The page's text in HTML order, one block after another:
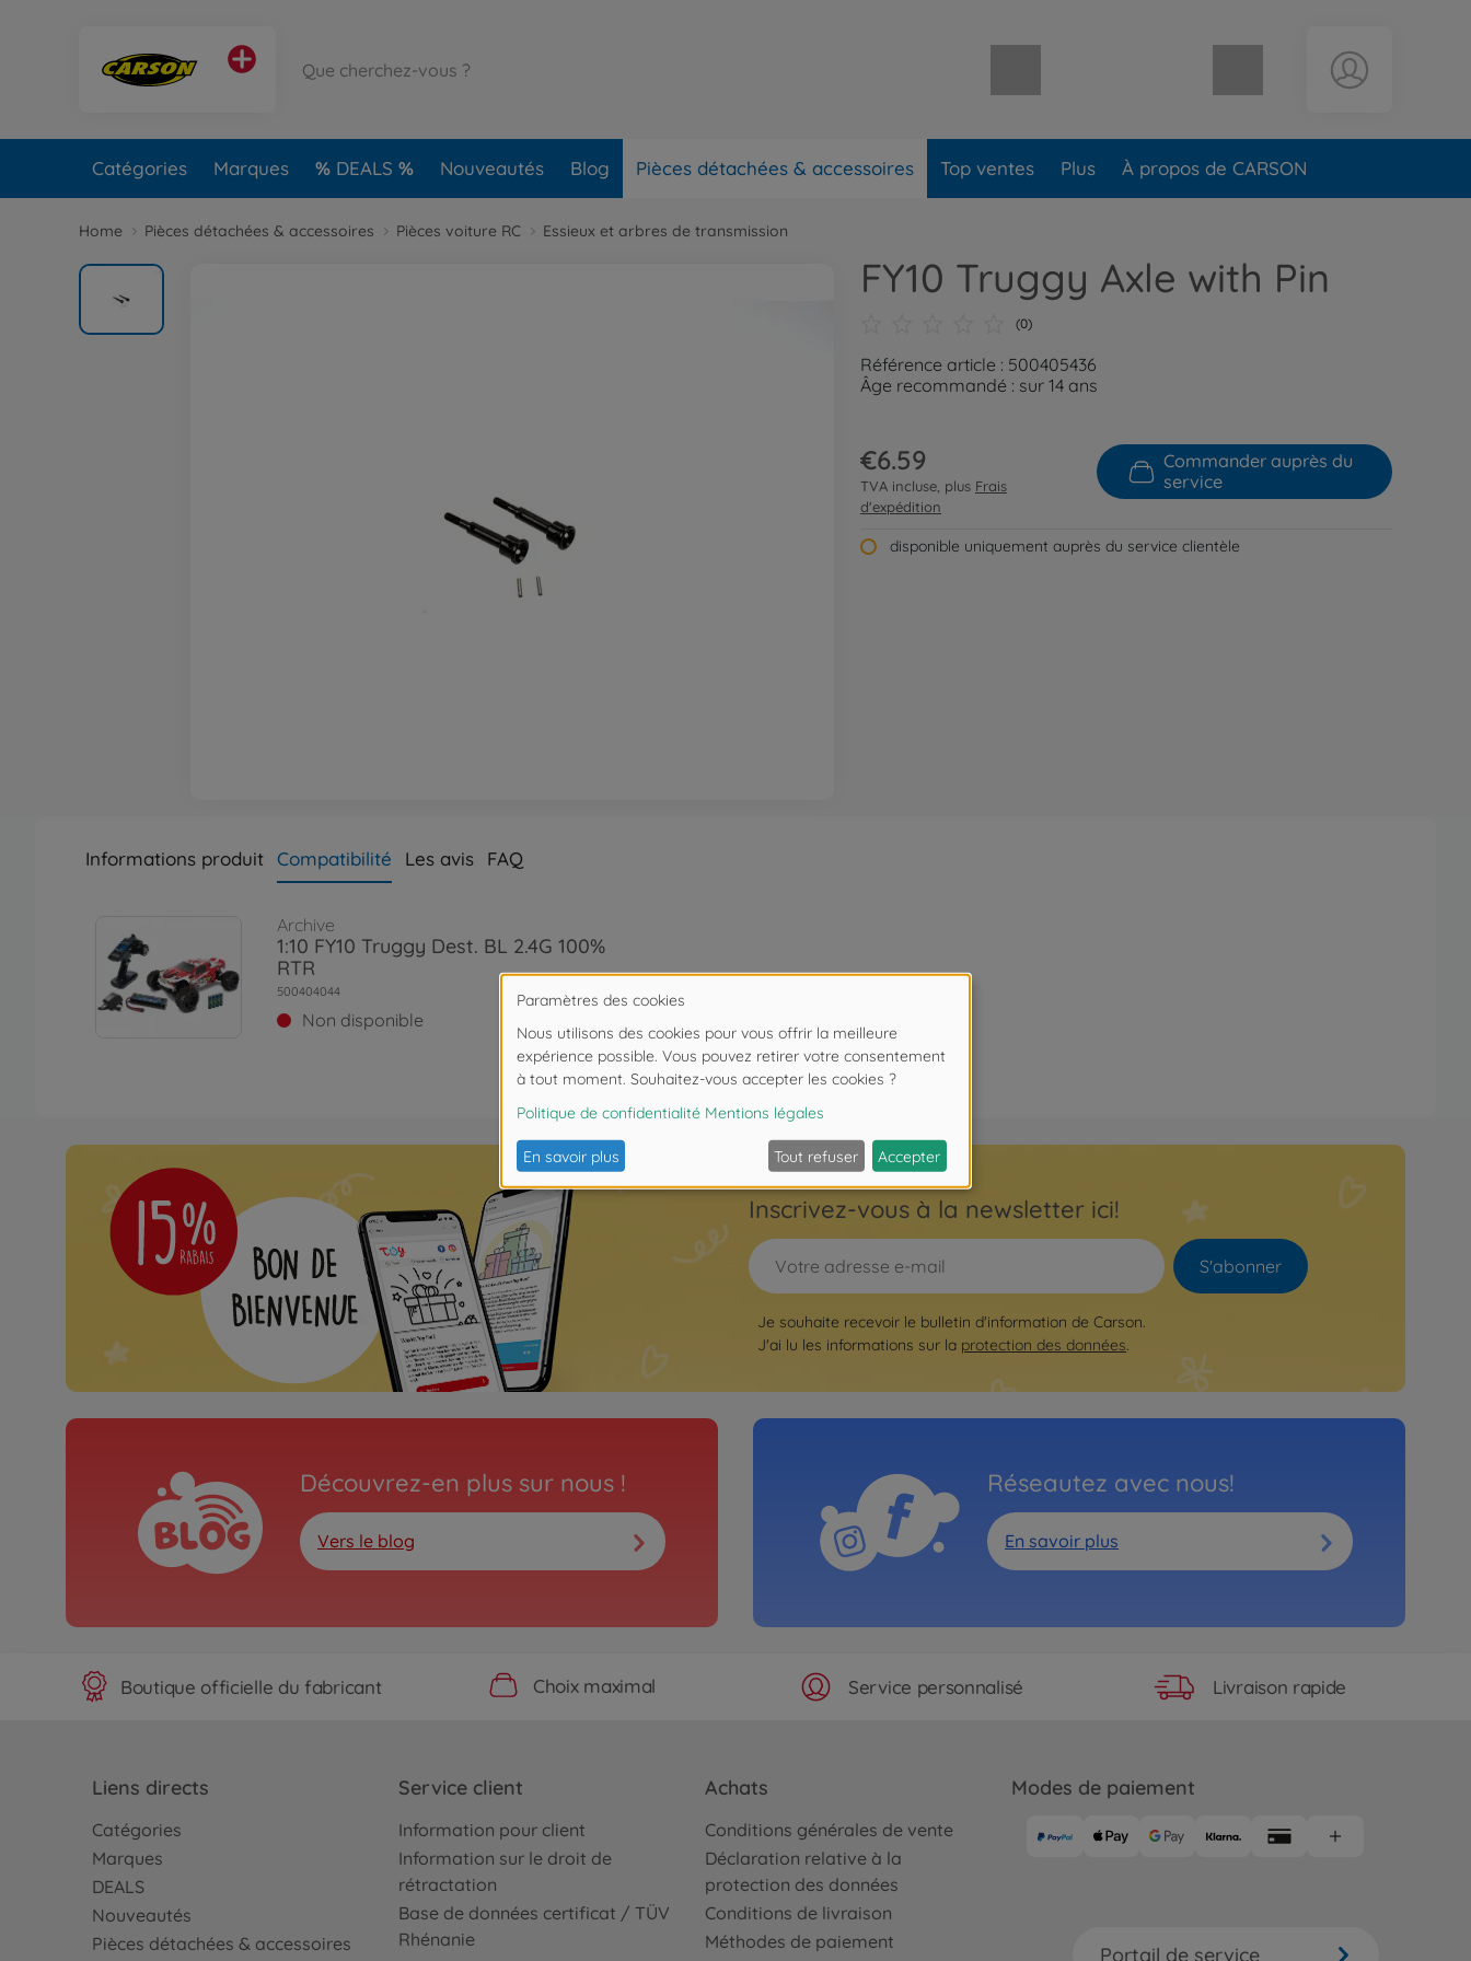
Catégories Marques DEALS Nouveautés Blog Pièces détachées & accessoires Top ventes Plus À propos de CARSON
Home Pièces détachées & accessoires Pièces voiture RC Essieux et arbres de transmission
FY10 Truggy Axle with Pin
(0)
Référence article : 500405436
Âge recommandé : sur 14 ans
€6.59
TVA incluse, plus Frais
d'expédition
Commander auprès du
service
disponible uniquement auprès du service clientèle
Informations produit Compatibilité Les avis FAQ
Archive
1:10 FY10 Truggy Dest. BL 2.4G 100%
RTR
500404044
Non disponible
Inscrivez-vous à la newsletter ici!
S'abonner
Je souhaite recevoir le bulletin d'information de Carson.
J'ai lu les informations sur la protection des données.
Découvrez-en plus sur nous !
Vers le blog
Réseautez avec nous!
En savoir plus
Boutique officielle du fabricant Choix maximal Service personnalisé Livraison rapide
Liens directs
Catégories
Marques
DEALS
Nouveautés
Pièces détachées & accessoires
Service client
Information pour client
Information sur le droit de
rétractation
Base de données certificat / TÜV
Rhénanie
Achats
Conditions générales de vente
Déclaration relative à la
protection des données
Conditions de livraison
Méthodes de paiement
Modes de paiement
Portail de service